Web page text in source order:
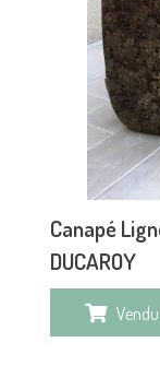
Canapé
DUCAROY
Vendu